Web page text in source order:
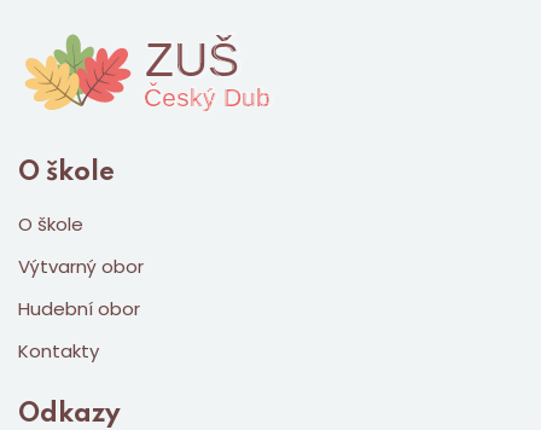
O škole
O škole
Výtvarný obor
Hudební obor
Kontakty
Odkazy